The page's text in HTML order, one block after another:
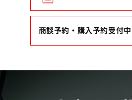
商談予約・購入予約受付中